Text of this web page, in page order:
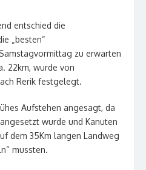
entschied die
„besten“
zu erwarten
22km, wurde von
Rerik festgelegt.
Aufstehen angesagt, da
wurde und Kanuten
dem 35Km langen Landweg
mussten.